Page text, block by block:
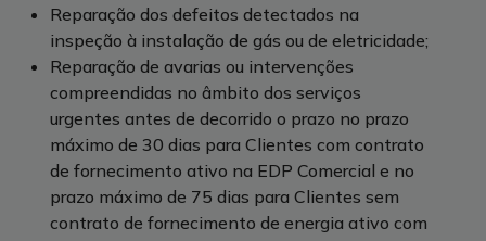
Reparação dos defeitos detectados na
inspeção à instalação de gás ou de eletricidade;
Reparação de avarias ou intervenções
compreendidas no âmbito dos serviços
urgentes antes de decorrido o prazo no prazo
máximo de 30 dias para Clientes com contrato
de fornecimento ativo na EDP Comercial e no
prazo máximo de 75 dias para Clientes sem
contrato de fornecimento de energia ativo com